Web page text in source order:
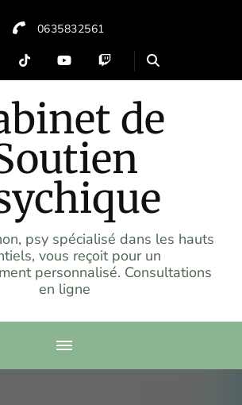
0635832561
de
psy spécialisé dans les hauts
vous reçoit pour un
personnalisé. Consultations
en ligne